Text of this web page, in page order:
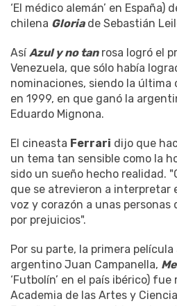
‘El médico alemán’ en España)
chilena Gloriade Sebastián
Así Azul y no tanrosa logró el
Venezuela, que sólo había
nominaciones, siendo la última
en 1999, en que ganó la
Eduardo Mignona.
El cineasta Ferrari dijo que
un tema tan sensible como la
sido un sueño hecho realidad.
que se atrevieron a interpretar
voz y corazón a unas
por prejuicios".
Por su parte, la primera
argentino Juan Campanella,
‘Futbolín’ en el país ibérico)
Academia de las Artes y